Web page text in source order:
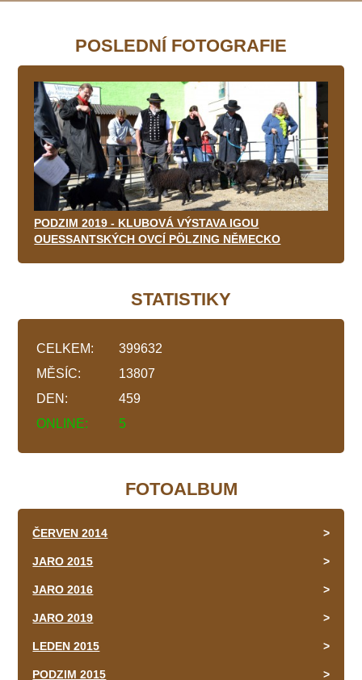
POSLEDNÍ FOTOGRAFIE
PODZIM 2019 - KLUBOVÁ VÝSTAVA IGOU
OUESSANTSKÝCH OVCÍ PÖLZING NĚMECKO
STATISTIKY
ONLINE: 5
CELKEM:
399632
MĚSÍC:
13807
DEN:
459
FOTOALBUM
ČERVEN 2014
JARO 2015
JARO 2016
JARO 2019
LEDEN 2015
PODZIM 2015